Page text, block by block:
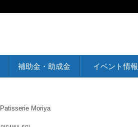
補助金・助成金 イベント情報
Patisserie Moriya